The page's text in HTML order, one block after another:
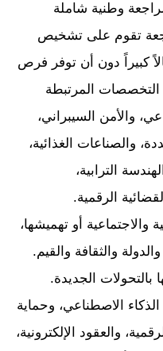
وطنية شاملة
تقوم على تشخيص
كبيراً دون أن توفر فرص
التخصصات المرتبطة
والأمن السيبراني،
والصناعات الغذائية،
الترابية،
الرقمية.
والاجتماعية أو تهميشها،
والثقافة والقيم.
الجديدة.
الاصطناعي، وحماية
والعقود الإلكترونية،